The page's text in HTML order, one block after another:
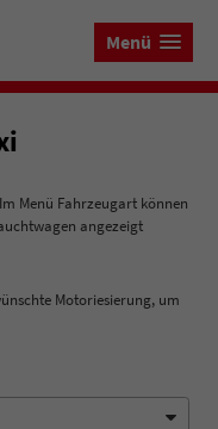
Menü
aus!
können
angezeigt
Motoriesierung, um